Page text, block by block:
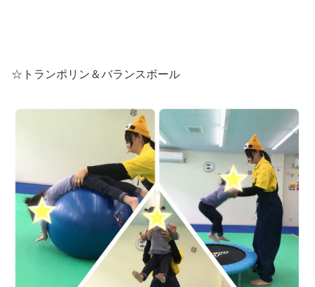
☆トランポリン＆バランスボール